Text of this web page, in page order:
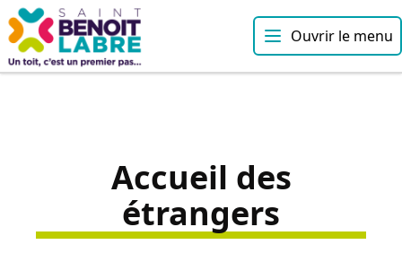
Ouvrir le menu
Accueil des
étrangers